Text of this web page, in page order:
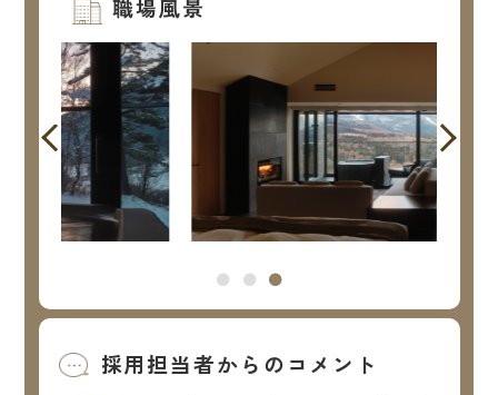
職場風景
採用担当者からのコメント